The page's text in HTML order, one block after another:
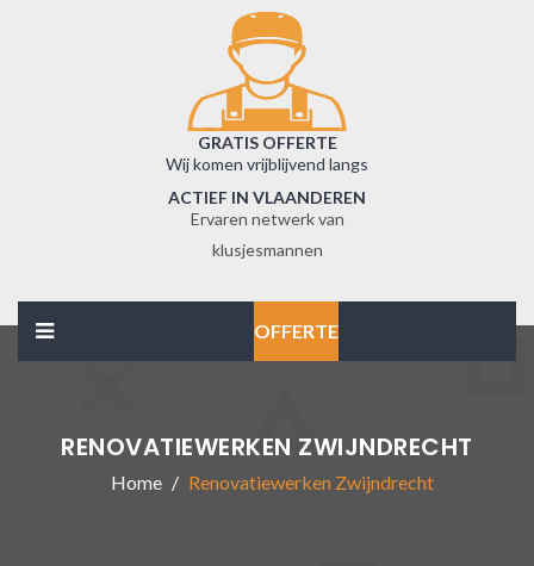
GRATIS OFFERTE
Wij komen vrijblijvend langs
ACTIEF IN VLAANDEREN
Ervaren netwerk van
klusjesmannen
OFFERTE
RENOVATIEWERKEN ZWIJNDRECHT
Home Renovatiewerken Zwijndrecht